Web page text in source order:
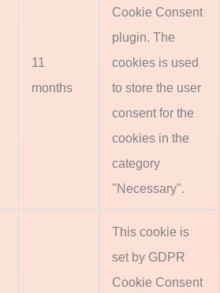
11
months
Cookie Consent
plugin. The
cookies is used
to store the user
consent for the
cookies in the
category
"Necessary".
This cookie is
set by GDPR
Cookie Consent